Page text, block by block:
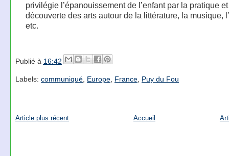
privilégie l’épanouissement de l’enfant par la pratique
découverte des arts autour de la littérature, la musique,
etc.
Publié à 16:42
Labels: communiqué, Europe, France, Puy du Fou
Article plus récent Accueil